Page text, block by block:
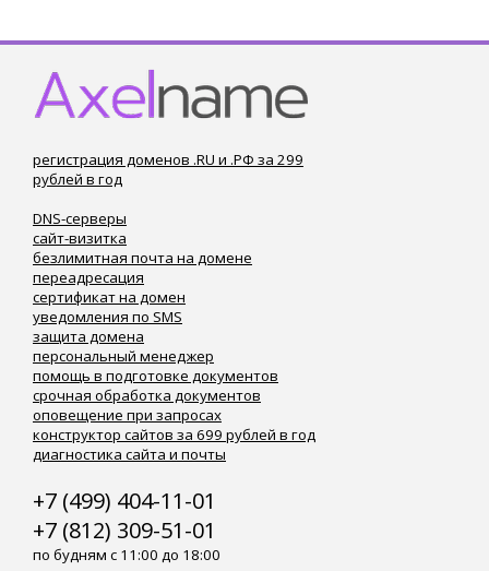
регистрация доменов .RU и .РФ за 299
рублей в год
DNS-серверы
сайт-визитка
безлимитная почта на домене
переадресация
сертификат на домен
уведомления по SMS
защита домена
персональный менеджер
помощь в подготовке документов
срочная обработка документов
оповещение при запросах
конструктор сайтов за 699 рублей в год
диагностика сайта и почты
+7 (499) 404-11-01
+7 (812) 309-51-01
по будням с 11:00 до 18:00